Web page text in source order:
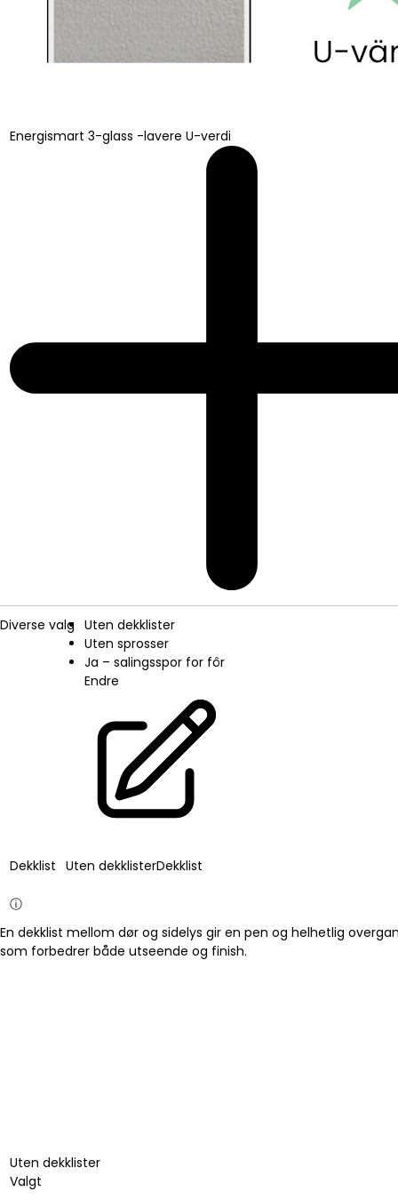
Energismart 3-glass -lavere U-verdi
Diverse valg
Uten dekklister
Uten sprosser
Ja – salingsspor for fôr
Endre
Dekklist Uten dekklisterDekklist
ⓘ
En dekklist mellom dør og sidelys gir en pen og helhetlig
som forbedrer både utseende og finish.
Uten dekklister
Valgt